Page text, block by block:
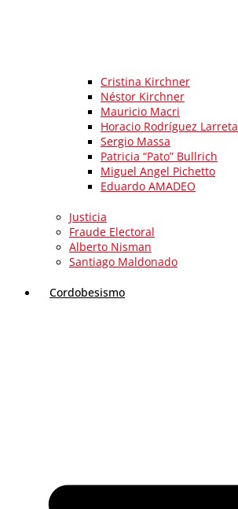
Cristina Kirchner
Néstor Kirchner
Mauricio Macri
Horacio Rodríguez Larreta
Sergio Massa
Patricia “Pato” Bullrich
Miguel Angel Pichetto
Eduardo AMADEO
Justicia
Fraude Electoral
Alberto Nisman
Santiago Maldonado
Cordobesismo